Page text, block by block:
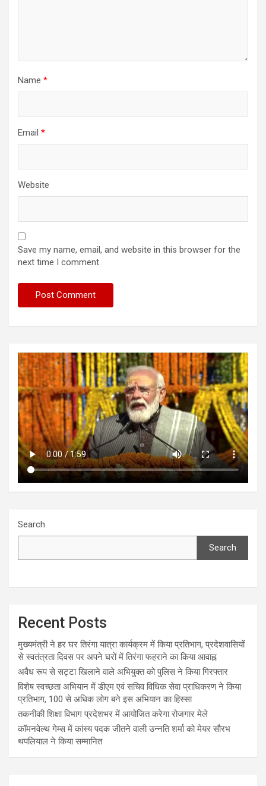
Name *
Email *
Website
Save my name, email, and website in this browser for the
next time I comment.
Search
Search
Recent Posts
मुख्यमंत्री ने हर घर तिरंगा यात्रा कार्यक्रम में किया प्रतिभाग, प्रदेशवासियों
से स्वतंत्रता दिवस पर अपने घरों में तिरंगा फहराने का किया आवाह्न
अवैध रूप से सट्टा खिलाने वाले अभियुक्त को पुलिस ने किया गिरफ्तार
विशेष स्वच्छता अभियान में डीएम एवं सचिव विधिक सेवा प्राधिकरण ने किया
प्रतिभाग, 100 से अधिक लोग बने इस अभियान का हिस्सा
तकनीकी शिक्षा विभाग प्रदेशभर में आयोजित करेगा रोजगार मेले
कॉमनवेल्थ गेम्स में कांस्य पदक जीतने वाली उन्नति शर्मा को मेयर सौरभ
थपलियाल ने किया सम्मानित